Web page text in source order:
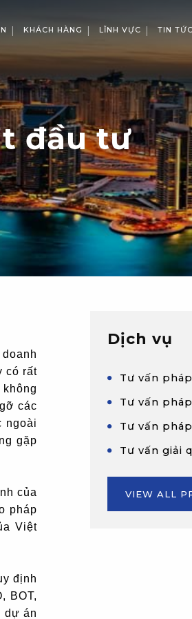
KHÁCH HÀNG LĨNH VỰC TIN TỨC
đầu tư
có rất
các
ngoài
gặp
của
pháp
Việt
định
BOT,
dự án
Dịch vụ
Tư vấn
Tư vấn
Tư vấn
Tư vấn giải
VIEW ALL